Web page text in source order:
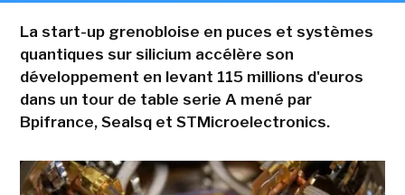
La start-up grenobloise en puces et systèmes
quantiques sur silicium accélère son
développement en levant 115 millions d'euros
dans un tour de table serie A mené par
Bpifrance, Sealsq et STMicroelectronics.